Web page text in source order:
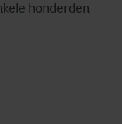
honderden